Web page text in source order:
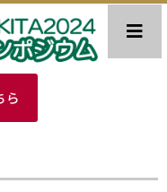
ら